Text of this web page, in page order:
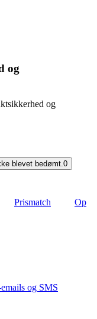
og
og
blevet bedømt.0
Prismatch
Op
og SMS